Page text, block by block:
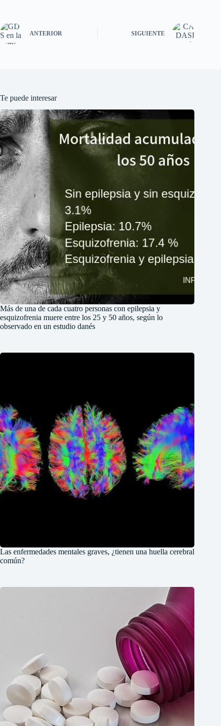
ANTERIOR SIGUIENTE
Te puede interesar
Más de una de cada cuatro personas con epilepsia y
esquizofrenia muere entre los 25 y 50 años, según lo
observado en un estudio danés
Las enfermedades mentales graves, ¿tienen una huella cerebral
común?